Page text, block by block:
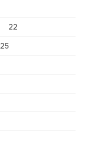
22
25